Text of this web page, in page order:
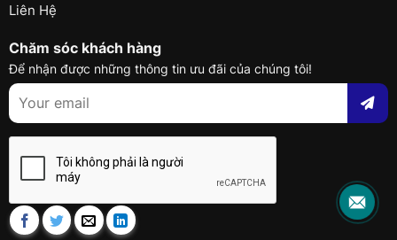
Liên Hệ
Chăm sóc khách hàng
Để nhận được những thông tin ưu đãi của chúng tôi!